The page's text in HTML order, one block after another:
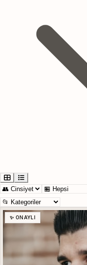
✨ ONAYLI